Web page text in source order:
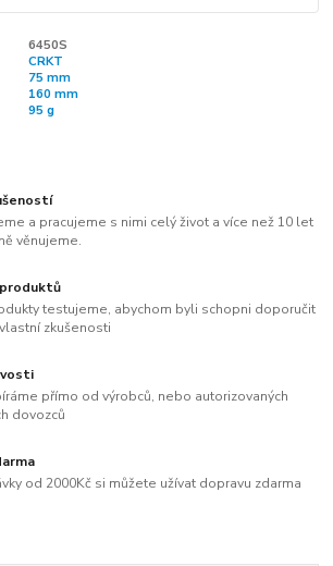
6450S
CRKT
75 mm
160 mm
95 g
a pracujeme s nimi celý život a více než 10 let
věnujeme.
testujeme, abychom byli schopni doporučit
zkušenosti
přímo od výrobců, nebo autorizovaných
dovozců
od 2000Kč si můžete užívat dopravu zdarma